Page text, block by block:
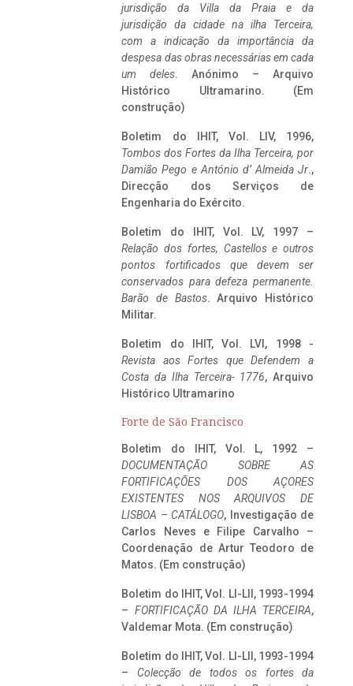
jurisdição da Villa da Praia e da
jurisdição da cidade na ilha Terceira,
com a indicação da importância da
despesa das obras necessárias em cada
um deles. Anónimo – Arquivo
Histórico Ultramarino. (Em
construção)
Boletim do IHIT, Vol. LIV, 1996,
Tombos dos Fortes da Ilha Terceira, por
Damião Pego e António d’ Almeida Jr.,
Direcção dos Serviços de
Engenharia do Exército.
Boletim do IHIT, Vol. LV, 1997 –
Relação dos fortes, Castellos e outros
pontos fortificados que devem ser
conservados para defeza permanente.
Barão de Bastos. Arquivo Histórico
Militar.
Boletim do IHIT, Vol. LVI, 1998 -
Revista aos Fortes que Defendem a
Costa da Ilha Terceira- 1776, Arquivo
Histórico Ultramarino
Forte de São Francisco
Boletim do IHIT, Vol. L, 1992 –
DOCUMENTAÇÃO SOBRE AS
FORTIFICAÇÕES DOS AÇORES
EXISTENTES NOS ARQUIVOS DE
LISBOA – CATÁLOGO, Investigação de
Carlos Neves e Filipe Carvalho –
Coordenação de Artur Teodoro de
Matos. (Em construção)
Boletim do IHIT, Vol. LI-LII, 1993-1994
– FORTIFICAÇÃO DA ILHA TERCEIRA,
Valdemar Mota. (Em construção)
Boletim do IHIT, Vol. LI-LII, 1993-1994
– Colecção de todos os fortes da